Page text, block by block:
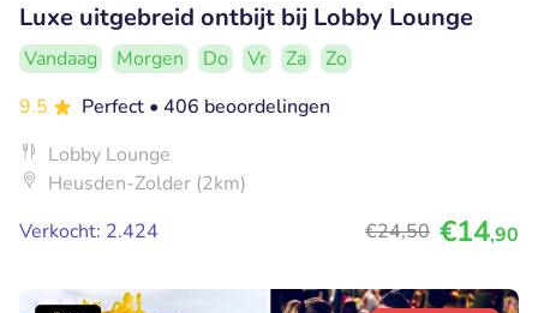
Luxe uitgebreid ontbijt bij Lobby Lounge
Vandaag Morgen Do Vr Za
Zo
9.5
Perfect • 406 beoordelingen
Lobby Lounge
Heusden-Zolder (2km)
Verkocht: 2.424
€24,50 €14,90